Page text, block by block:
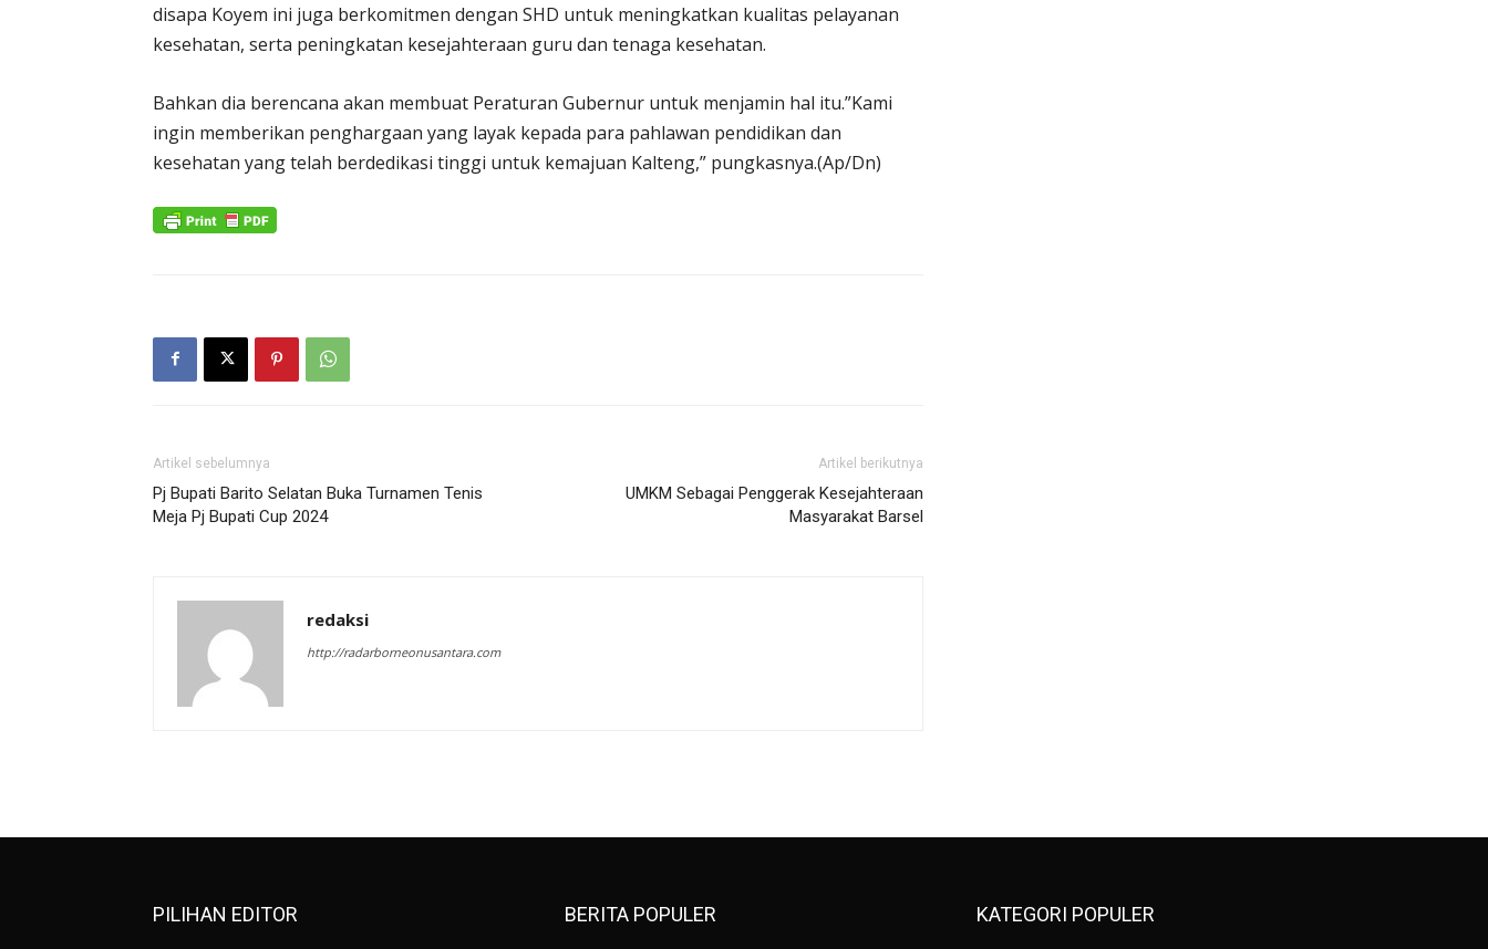
disapa Koyem ini juga berkomitmen dengan SHD untuk meningkatkan kualitas pelayanan
kesehatan, serta peningkatan kesejahteraan guru dan tenaga kesehatan.
Bahkan dia berencana akan membuat Peraturan Gubernur untuk menjamin hal itu.”Kami
ingin memberikan penghargaan yang layak kepada para pahlawan pendidikan dan
kesehatan yang telah berdedikasi tinggi untuk kemajuan Kalteng,” pungkasnya.(Ap/Dn)
Artikel sebelumnya
Pj Bupati Barito Selatan Buka Turnamen Tenis
Meja Pj Bupati Cup 2024
Artikel berikutnya
UMKM Sebagai Penggerak Kesejahteraan
Masyarakat Barsel
redaksi
http://radarborneonusantara.com
PILIHAN EDITOR BERITA POPULER KATEGORI POPULER